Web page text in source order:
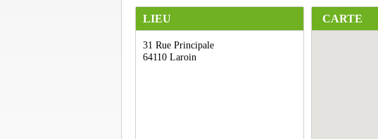
LIEU
31 Rue Principale
64110 Laroin
CARTE